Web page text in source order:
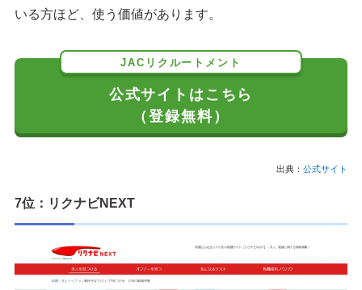
いる方ほど、使う価値があります。
JACリクルートメント
公式サイトはこちら
（登録無料）
出典： 公式サイト
7位：リクナビNEXT